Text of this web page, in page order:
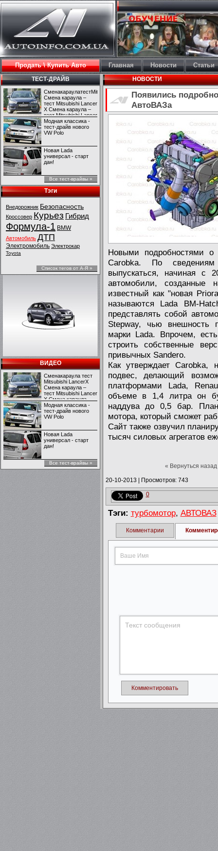
Продать \ Купить Авто Главная Новости Статьи
ТЕСТ-ДРАЙВ
СменакараулатестMitsubishiLancerX
Смена караула –
тест Mitsubishi Lancer
X Смена караула –
тест Mitsubishi Lancer
X
Модная классика -
тест-драйв нового
VW Polo
Новая Lada
универсал - старт
дан!
Все тест-врайвы »
Тэги
Внедорожник Безопасность
Кроссовер Курьез Гибрид
Формула-1 BMW
Автомобиль ДТП
Электромобиль Электрокар
Toyota
Список тегов от А-Я »
ВИДЕО
Сменакараула тест
Mitsubishi LancerX
Смена караула –
тест Mitsubishi Lancer
X Смена караула –
тест Mitsubishi Lancer
X
Модная классика -
тест-драйв нового
VW Polo
Новая Lada
универсал - старт
дан!
Все тест-врайвы »
НОВОСТИ
Появились
АвтоВАЗа
Новыми подробностями о
Carobka. По
выпускаться, начиная с
автомобили, созданные
известный как "новая
называются Lada BM-
представлять собой
Stepway, чью внешность
марки Lada. Впрочем,
строить собственные
привычных Sandero.
Как утверждает Carobka,
подвес, делающий
платформами Lada,
объеме в 1,4 литра он
наддува до 0,5 бар.
мотора, который сможет
Сайт также озвучил
тысяч силовых агрегатов
« Вернуться назад
20-10-2013 Просмотров: 743
0
Тэги: турбомотор, АВТОВАЗ
Комментарии
Комментировать